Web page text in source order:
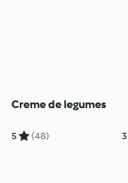
Creme de legumes
5 (48)